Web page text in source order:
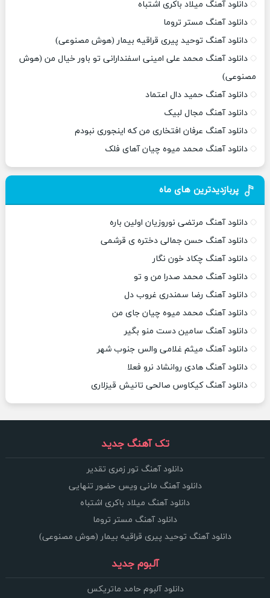
دانلود آهنگ میلاد باکری اشتباه
دانلود آهنگ مستر تروما
دانلود آهنگ توحید پیری قراقیه بیمار (هوش مصنوعی)
دانلود آهنگ محمد علی امینی اسفندارانی تو باور خیال من (هوش
مصنوعی)
دانلود آهنگ حمید دال اعتماد
دانلود آهنگ مجال لبیک
دانلود آهنگ عرفان افتخاری من که اینجوری نبودم
دانلود آهنگ محمد میوه چیان آهای فلک
پربازدیدترین های ماه
دانلود آهنگ مرتضی نوروزیان اولین باره
دانلود آهنگ حسن جمالی دختره ی قرشمی
دانلود آهنگ چکاد خون نگار
دانلود آهنگ محمد صدرا من و تو
دانلود آهنگ رضا سمندری غروب دل
دانلود آهنگ محمد میوه چیان جای من
دانلود آهنگ سامین دست منو بگیر
دانلود آهنگ میثم غلامی والس جنوب شهر
دانلود آهنگ هادی روانشاد نرو فعلا
دانلود آهنگ کیکاوس صالحی تانیش قیزلاری
تک آهنگ جدید
دانلود آهنگ تور زمری تقدیر
دانلود آهنگ مانی ویس حضور تنهایی
دانلود آهنگ میلاد باکری اشتباه
دانلود آهنگ مستر تروما
دانلود آهنگ توحید پیری قراقیه بیمار (هوش مصنوعی)
آلبوم جدید
دانلود آلبوم حامد ماتریکس